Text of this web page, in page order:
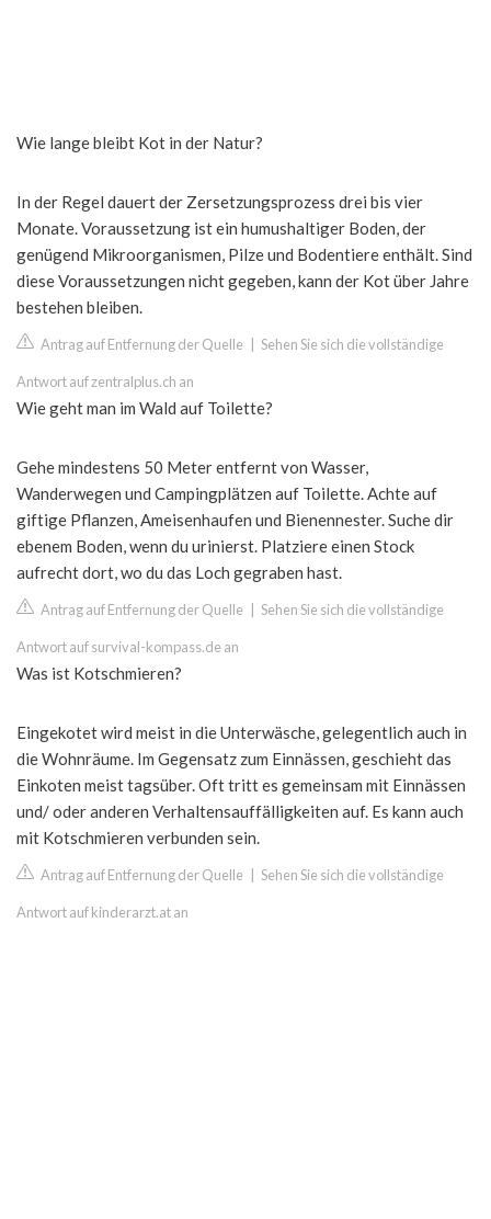
Wie lange bleibt Kot in der Natur?
In der Regel dauert der Zersetzungsprozess drei bis vier
Monate. Voraussetzung ist ein humushaltiger Boden, der
genügend Mikroorganismen, Pilze und Bodentiere enthält. Sind
diese Voraussetzungen nicht gegeben, kann der Kot über Jahre
bestehen bleiben.
Antrag auf Entfernung der Quelle Sehen Sie sich die vollständige
Antwort auf zentralplus.ch an
Wie geht man im Wald auf Toilette?
Gehe mindestens 50 Meter entfernt von Wasser,
Wanderwegen und Campingplätzen auf Toilette. Achte auf
giftige Pflanzen, Ameisenhaufen und Bienennester. Suche dir
ebenem Boden, wenn du urinierst. Platziere einen Stock
aufrecht dort, wo du das Loch gegraben hast.
Antrag auf Entfernung der Quelle Sehen Sie sich die vollständige
Antwort auf survival-kompass.de an
Was ist Kotschmieren?
Eingekotet wird meist in die Unterwäsche, gelegentlich auch in
die Wohnräume. Im Gegensatz zum Einnässen, geschieht das
Einkoten meist tagsüber. Oft tritt es gemeinsam mit Einnässen
und/ oder anderen Verhaltensauffälligkeiten auf. Es kann auch
mit Kotschmieren verbunden sein.
Antrag auf Entfernung der Quelle Sehen Sie sich die vollständige
Antwort auf kinderarzt.at an